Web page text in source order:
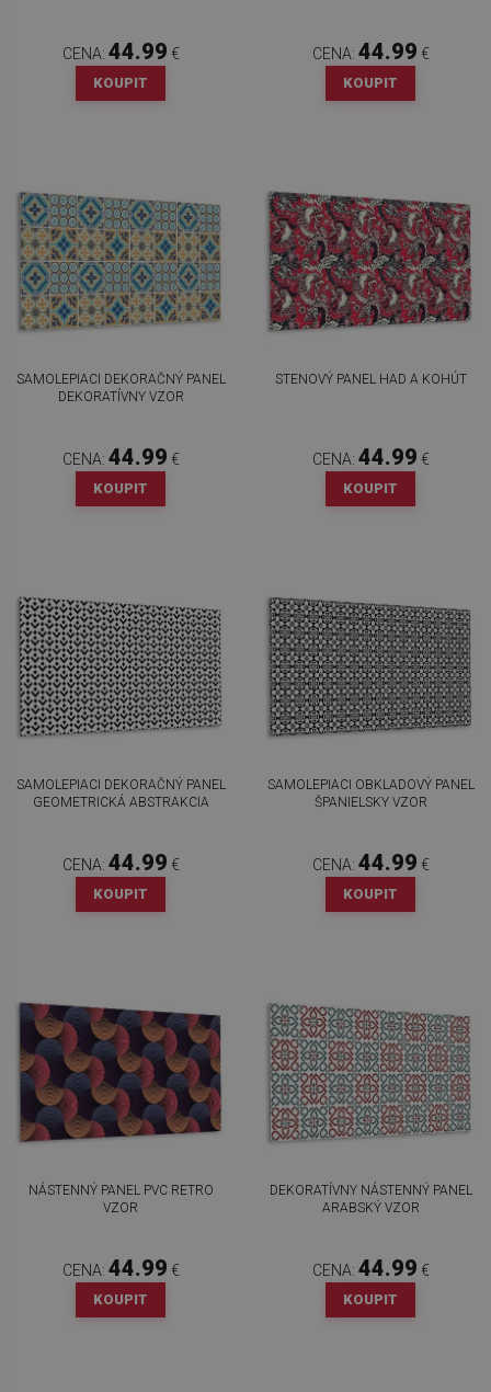
CENA: 44.99 €
KOUPIT
CENA: 44.99 €
KOUPIT
SAMOLEPIACI DEKORAČNÝ PANEL
DEKORATÍVNY VZOR
CENA: 44.99 €
KOUPIT
STENOVÝ PANEL HAD A KOHÚT
CENA: 44.99 €
KOUPIT
SAMOLEPIACI DEKORAČNÝ PANEL
GEOMETRICKÁ ABSTRAKCIA
CENA: 44.99 €
KOUPIT
SAMOLEPIACI OBKLADOVÝ PANEL
ŠPANIELSKY VZOR
CENA: 44.99 €
KOUPIT
NÁSTENNÝ PANEL PVC RETRO
VZOR
CENA: 44.99 €
KOUPIT
DEKORATÍVNY NÁSTENNÝ PANEL
ARABSKÝ VZOR
CENA: 44.99 €
KOUPIT